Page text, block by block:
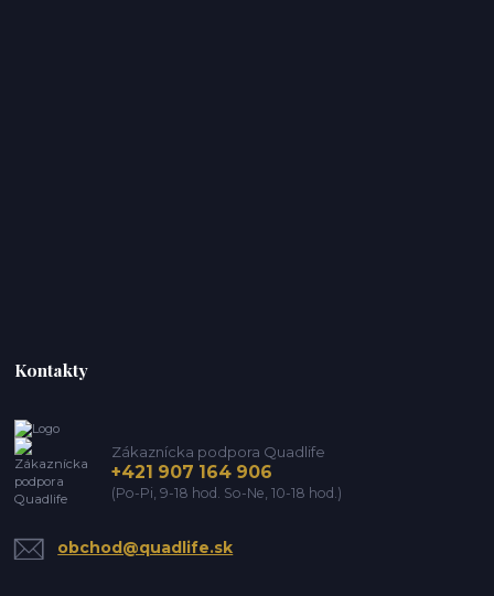
Kontakty
Zákaznícka podpora Quadlife
+421 907 164 906
(Po-Pi, 9-18 hod. So-Ne, 10-18 hod.)
obchod@quadlife.sk